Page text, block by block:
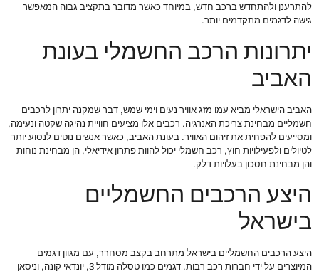
להתרענן ולהתחדש ברכב חדש, במיוחד כאשר מדובר בתקציב גבוה המאפשר
גישה לדגמים מתקדמים יותר.
יתרונות הרכב החשמלי בעונת
האביב
האביב הישראלי מביא עמו מזג אוויר נעים וימי שמש, דבר שמקנה יתרון לרכבים
חשמליים מבחינת צריכת האנרגיה. רכבים אלו מציעים חוויית נהיגה שקטה ונעימה,
ומסייעים להפחית את זיהום האוויר. בעונת האביב, כאשר אנשים נוטים לנסוע יותר
לטיולים ולפעילויות חוץ, רכב חשמלי יכול להוות פתרון אידיאלי, הן מבחינת נוחות
והן מבחינת חסכון בעלויות דלק.
היצע הרכבים החשמליים
בישראל
היצע הרכבים החשמליים בישראל מתרחב בקצב מסחרר, עם מגוון דגמים
המיוצרים על ידי חברות רכב רבות. דגמים כמו טסלה מודל 3, יונדאי קונה, וניסאן